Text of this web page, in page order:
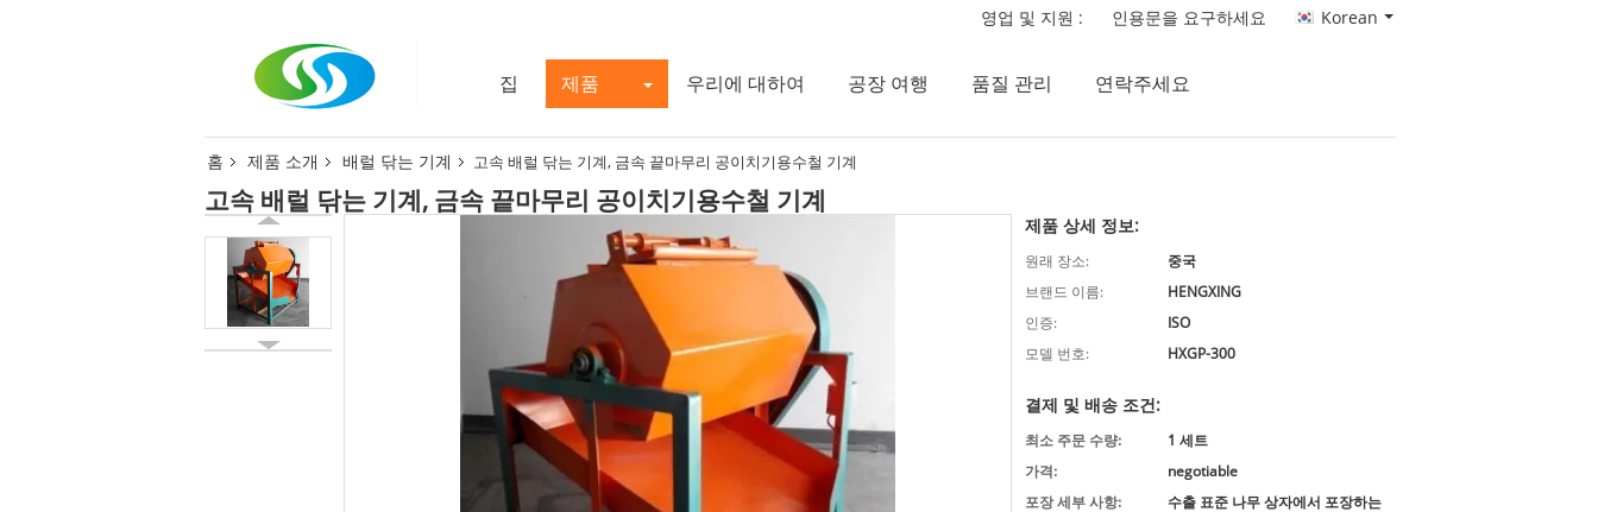
영업 및 지원 : 인용문을 요구하세요 Korean
집 제품 우리에 대하여 공장 여행 품질 관리 연락주세요
홈 제품 소개 배럴 닦는 기계 고속 배럴 닦는 기계, 금속 끝마무리 공이치기용수철 기계
고속 배럴 닦는 기계, 금속 끝마무리 공이치기용수철 기계
제품 상세 정보:
원래 장소:
중국
브랜드 이름:
HENGXING
인증:
ISO
모델 번호:
HXGP-300
결제 및 배송 조건:
최소 주문 수량:
1 세트
가격:
negotiable
포장 세부 사항:
수출 표준 나무 상자에서 포장하는